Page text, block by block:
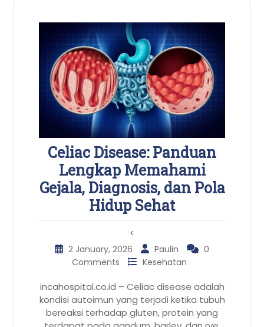
Celiac Disease: Panduan
Lengkap Memahami
Gejala, Diagnosis, dan Pola
Hidup Sehat
<
2 January, 2026 Paulin
0
Comments
Kesehatan
incahospital.co.id – Celiac disease adalah
kondisi autoimun yang terjadi ketika tubuh
bereaksi terhadap gluten, protein yang